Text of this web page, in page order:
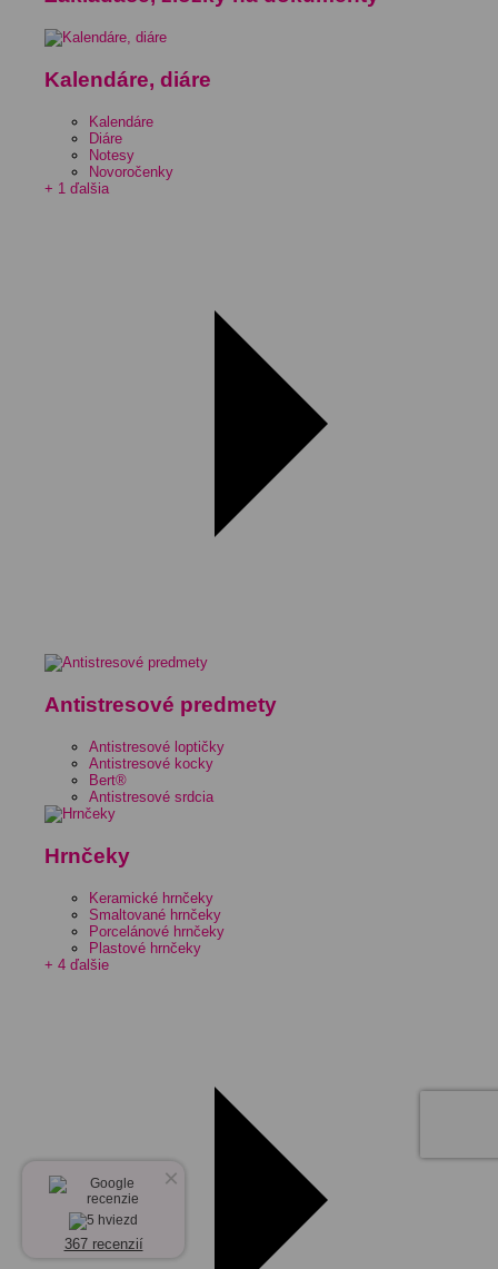
Kalendáre, diáre
Kalendáre
Diáre
Notesy
Novoročenky
+ 1 ďalšia
Antistresové predmety
Antistresové loptičky
Antistresové kocky
Bert®
Antistresové srdcia
Hrnčeky
Keramické hrnčeky
Smaltované hrnčeky
Porcelánové hrnčeky
Plastové hrnčeky
+ 4 ďalšie
×
367 recenzií